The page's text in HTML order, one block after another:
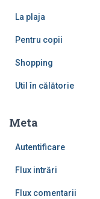
La plaja
Pentru copii
Shopping
Util în călătorie
Meta
Autentificare
Flux intrări
Flux comentarii